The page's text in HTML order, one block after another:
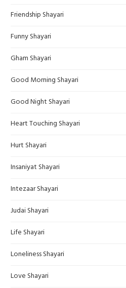
Friendship Shayari
Funny Shayari
Gham Shayari
Good Morning Shayari
Good Night Shayari
Heart Touching Shayari
Hurt Shayari
Insaniyat Shayari
Intezaar Shayari
Judai Shayari
Life Shayari
Loneliness Shayari
Love Shayari